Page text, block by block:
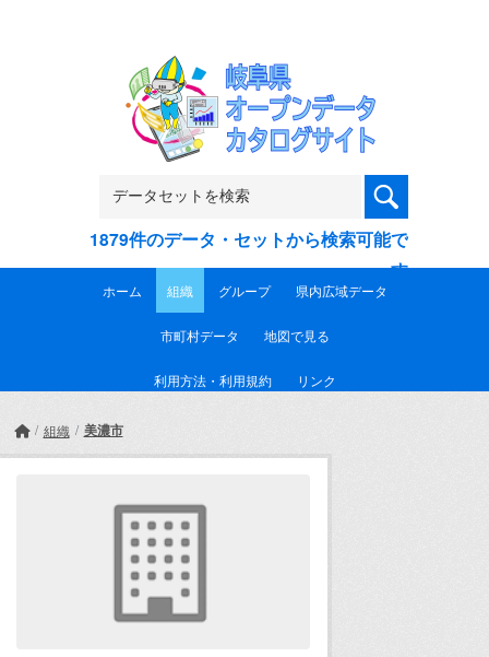
1879件のデータ・セットから検索可能で
す
ホーム 組織 グループ 県内広域データ
市町村データ 地図で見る
利用方法・利用規約 リンク
組織 美濃市